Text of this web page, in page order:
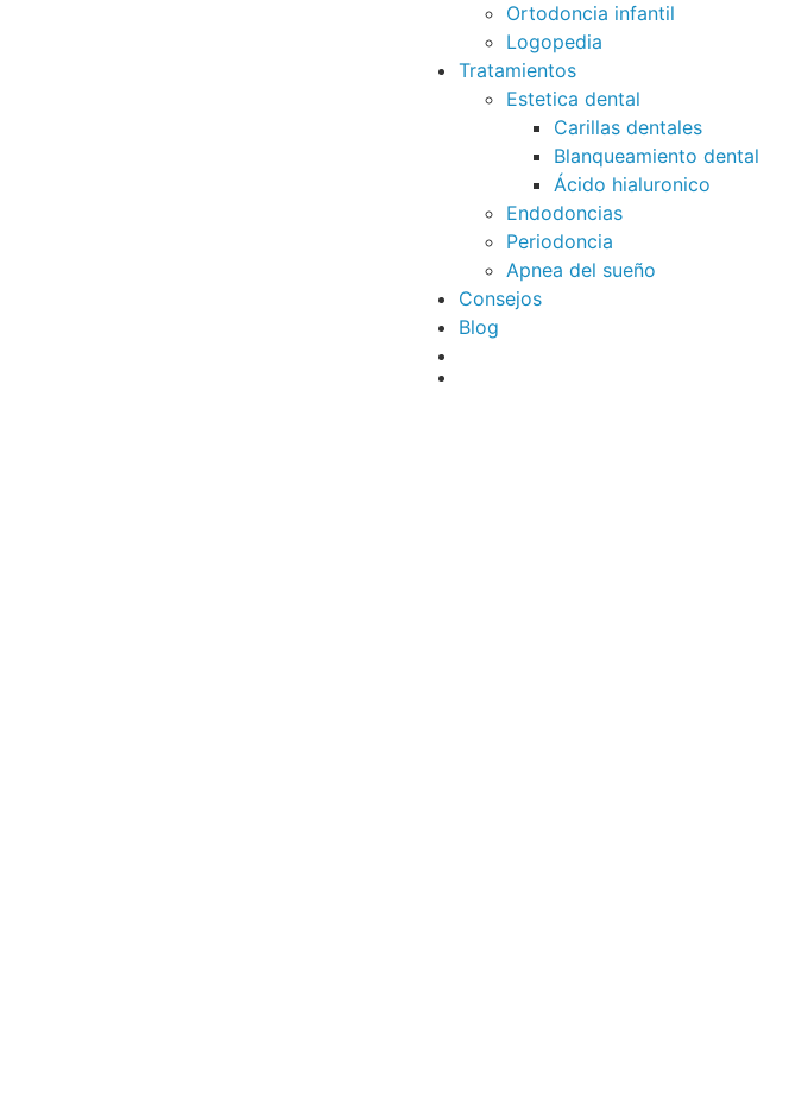
Ortodoncia infantil
Logopedia
Tratamientos
Estetica dental
Carillas dentales
Blanqueamiento dental
Ácido hialuronico
Endodoncias
Periodoncia
Apnea del sueño
Consejos
Blog